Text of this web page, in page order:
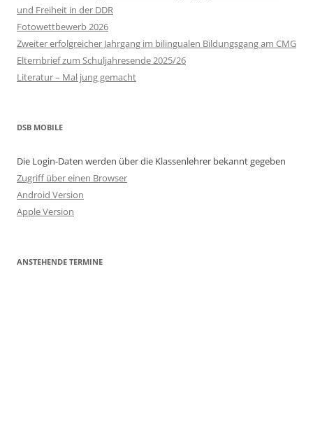
und Freiheit in der DDR
Fotowettbewerb 2026
Zweiter erfolgreicher Jahrgang im bilingualen Bildungsgang am CMG
Elternbrief zum Schuljahresende 2025/26
Literatur – Mal jung gemacht
DSB MOBILE
Die Login-Daten werden über die Klassenlehrer bekannt gegeben
Zugriff über einen Browser
Android Version
Apple Version
ANSTEHENDE TERMINE